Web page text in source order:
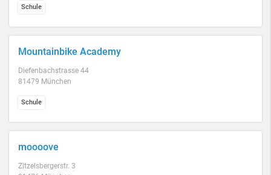
Schule
Mountainbike Academy
Diefenbachstrasse 44
81479 München
Schule
moooove
Zitzelsbergerstr. 3